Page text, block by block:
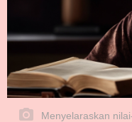
Menyelaraskan